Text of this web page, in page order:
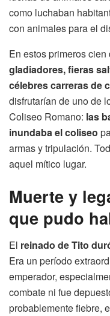
como luchaban
con animales para el
En estos primeros
gladiadores, fieras
célebres carreras de
disfrutarían de uno de
Coliseo Romano: las
inundaba el coliseo
armas y tripulación.
aquel mítico lugar.
Muerte y
que pudo
El reinado de Tito
Era un período
emperador,
combate ni fue
probablemente fiebre,